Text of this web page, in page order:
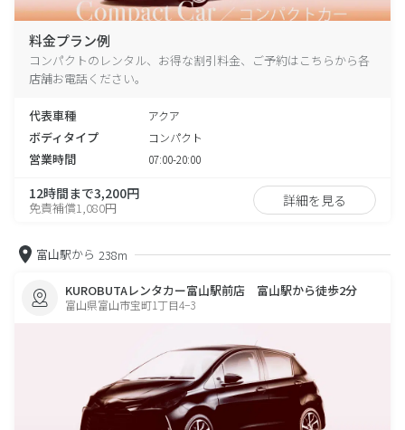
料金プラン例
コンパクトのレンタル、お得な割引料金、ご予約はこちらから各
店舗お電話ください。
代表車種 アクア
ボディタイプ コンパクト
営業時間 07:00-20:00
12時間まで3,200円
免責補償1,080円 詳細を見る
富山駅から 238m
KUROBUTAレンタカー富山駅前店 富山駅から徒歩2分
富山県富山市宝町1丁目4−3